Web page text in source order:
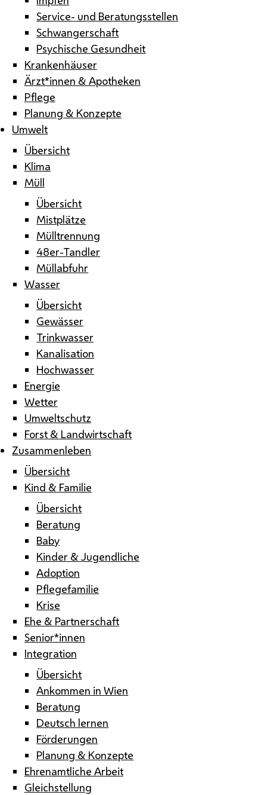
Service- und Beratungsstellen
Schwangerschaft
Psychische Gesundheit
Krankenhäuser
Ärzt*innen & Apotheken
Pflege
Planung & Konzepte
Umwelt
Übersicht
Klima
Müll
Übersicht
Mistplätze
Mülltrennung
48er-Tandler
Müllabfuhr
Wasser
Übersicht
Gewässer
Trinkwasser
Kanalisation
Hochwasser
Energie
Wetter
Umweltschutz
Forst & Landwirtschaft
Zusammenleben
Übersicht
Kind & Familie
Übersicht
Beratung
Baby
Kinder & Jugendliche
Adoption
Pflegefamilie
Krise
Ehe & Partnerschaft
Senior*innen
Integration
Übersicht
Ankommen in Wien
Beratung
Deutsch lernen
Förderungen
Planung & Konzepte
Ehrenamtliche Arbeit
Gleichstellung